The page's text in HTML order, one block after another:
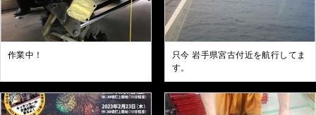
作業中！
只今 岩手県宮古付近を航行してま
す。